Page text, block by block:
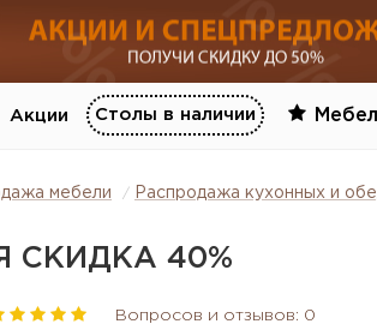
Акции Столы в наличии
мебели Распродажа кухонных и
СКИДКА 40%
Вопросов и отзывов: 0